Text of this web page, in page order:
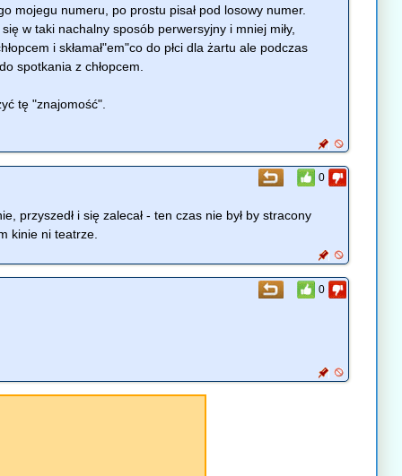
mojegu numeru, po prostu pisał pod losowy numer.
w taki nachalny sposób perwersyjny i mniej miły,
i skłamał"em"co do płci dla żartu ale podczas
spotkania z chłopcem.
tę "znajomość".
0
przyszedł i się zalecał - ten czas nie był by stracony
kinie ni teatrze.
0